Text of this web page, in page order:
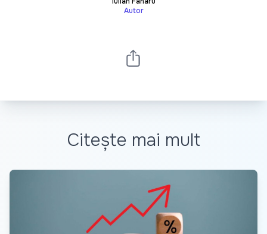
Autor
Citește mai mult